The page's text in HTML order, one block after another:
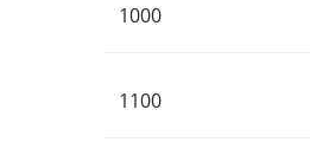
1000
1100